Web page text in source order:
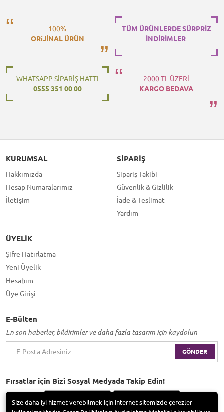
100%
ORiJİNAL ÜRÜN
TÜM ÜRÜNLERDE SÜRPRİZ
İNDİRİMLER
WHATSAPP SİPARİŞ HATTI
0555 351 00 00
2000 TL ÜZERİ
KARGO BEDAVA
KURUMSAL
Hakkımızda
Hesap Numaralarımız
İletişim
SIPARIŞ
Sipariş Takibi
Güvenlik & Gizlilik
İade & Teslimat
Yardım
ÜYELIK
Şifre Hatırlatma
Yeni Üyelik
Hesabım
Üye Girişi
E-Bülten
En son haberler, bildirimler ve daha fazla tasarım için kaydolun
GÖNDER
Fırsatlar için Bizi Sosyal Medyada Takip Edin!
Size daha iyi hizmet verebilmek için internet sitemizde çerezler